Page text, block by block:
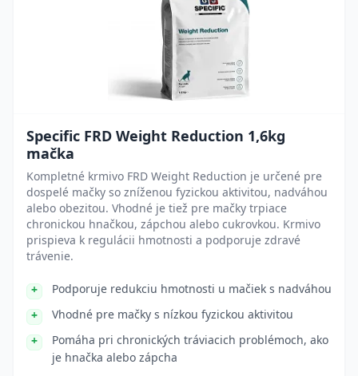
Specific FRD Weight Reduction 1,6kg
mačka
Kompletné krmivo FRD Weight Reduction je určené pre
dospelé mačky so zníženou fyzickou aktivitou, nadváhou
alebo obezitou. Vhodné je tiež pre mačky trpiace
chronickou hnačkou, zápchou alebo cukrovkou. Krmivo
prispieva k regulácii hmotnosti a podporuje zdravé
trávenie.
Podporuje redukciu hmotnosti u mačiek s nadváhou
Vhodné pre mačky s nízkou fyzickou aktivitou
Pomáha pri chronických tráviacich problémoch, ako
je hnačka alebo zápcha